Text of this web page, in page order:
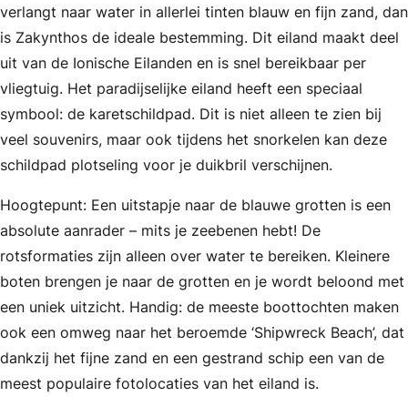
verlangt naar water in allerlei tinten blauw en fijn zand, dan
is Zakynthos de ideale bestemming. Dit eiland maakt deel
uit van de Ionische Eilanden en is snel bereikbaar per
vliegtuig. Het paradijselijke eiland heeft een speciaal
symbool: de karetschildpad. Dit is niet alleen te zien bij
veel souvenirs, maar ook tijdens het snorkelen kan deze
schildpad plotseling voor je duikbril verschijnen.
Hoogtepunt: Een uitstapje naar de blauwe grotten is een
absolute aanrader – mits je zeebenen hebt! De
rotsformaties zijn alleen over water te bereiken. Kleinere
boten brengen je naar de grotten en je wordt beloond met
een uniek uitzicht. Handig: de meeste boottochten maken
ook een omweg naar het beroemde ‘Shipwreck Beach’, dat
dankzij het fijne zand en een gestrand schip een van de
meest populaire fotolocaties van het eiland is.